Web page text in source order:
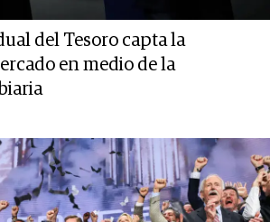
del Tesoro capta la
en medio de la